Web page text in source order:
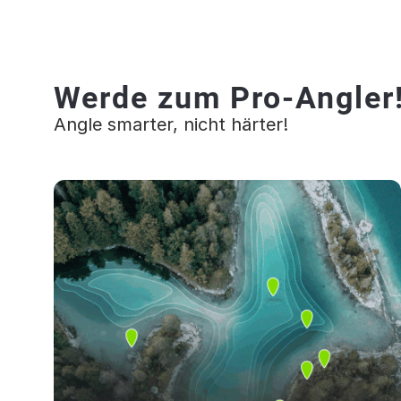
Werde zum Pro-
Angle smarter, nicht härter!